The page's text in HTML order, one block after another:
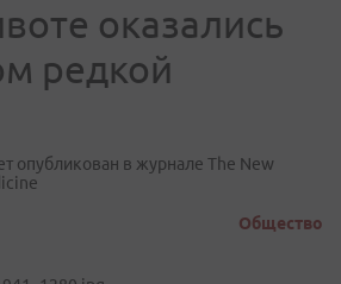
оказались
редкой
опубликован в журнале The New
Общество